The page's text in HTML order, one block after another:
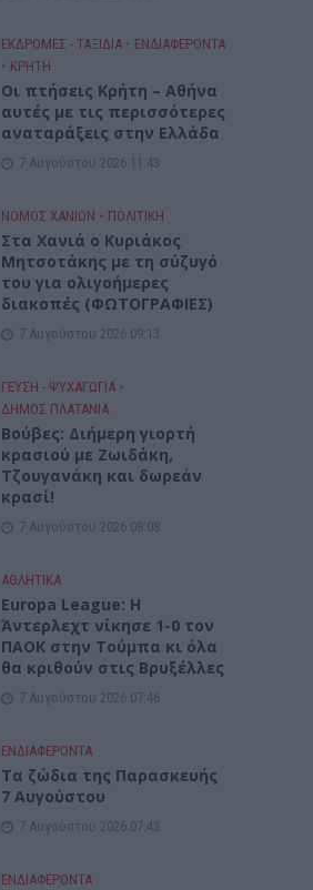
ΕΚΔΡΟΜΈΣ - ΤΑΞΊΔΙΑ • ΕΝΔΙΑΦΕΡΟΝΤΑ
• ΚΡΗΤΗ
Οι πτήσεις Κρήτη – Αθήνα
αυτές με τις περισσότερες
αναταράξεις στην Ελλάδα
7 Αυγούστου 2026 11:43
ΝΟΜΌΣ ΧΑΝΊΩΝ • ΠΟΛΙΤΙΚΗ
Στα Χανιά ο Κυριάκος
Μητσοτάκης με τη σύζυγό
του για ολιγοήμερες
διακοπές (ΦΩΤΟΓΡΑΦΙΕΣ)
7 Αυγούστου 2026 09:13
ΓΕΎΣΗ - ΨΥΧΑΓΩΓΊΑ •
ΔΉΜΟΣ ΠΛΑΤΑΝΙΆ
Βούβες: Διήμερη γιορτή
κρασιού με Ζωιδάκη,
Τζουγανάκη και δωρεάν
κρασί!
7 Αυγούστου 2026 08:08
ΑΘΛΗΤΙΚΑ
Europa League: Η
Άντερλεχτ νίκησε 1-0 τον
ΠΑΟΚ στην Τούμπα κι όλα
θα κριθούν στις Βρυξέλλες
7 Αυγούστου 2026 07:46
ΕΝΔΙΑΦΕΡΟΝΤΑ
Tα ζώδια της Παρασκευής
7 Αυγούστου
7 Αυγούστου 2026 07:43
ΕΝΔΙΑΦΕΡΟΝΤΑ